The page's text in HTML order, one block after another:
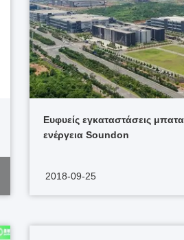
Ευφυείς εγκαταστάσεις
ενέργεια Soundon
2018-09-25